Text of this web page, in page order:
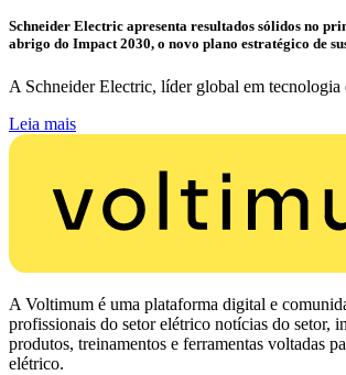
Schneider Electric apresenta resultados sólidos no
abrigo do Impact 2030, o novo plano estratégico de
A Schneider Electric, líder global em tecnologia
Leia mais
A Voltimum é uma plataforma digital e
profissionais do setor elétrico notícias do setor,
produtos, treinamentos e ferramentas voltadas
elétrico.